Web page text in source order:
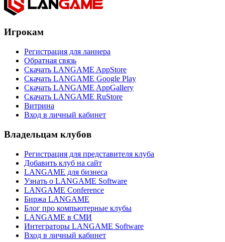
Игрокам
Регистрация для ланнера
Обратная связь
Скачать LANGAME AppStore
Скачать LANGAME Google Play
Скачать LANGAME AppGallery
Скачать LANGAME RuStore
Витрина
Вход в личный кабинет
Владельцам клубов
Регистрация для представителя клуба
Добавить клуб на сайт
LANGAME для бизнеса
Узнать о LANGAME Software
LANGAME Conference
Биржа LANGAME
Блог про компьютерные клубы
LANGAME в СМИ
Интеграторы LANGAME Software
Вход в личный кабинет